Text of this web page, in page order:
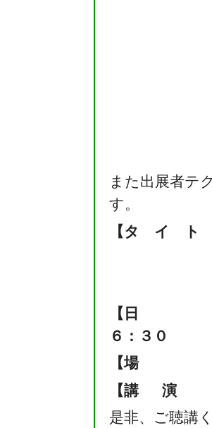
また出展者テ
す。
【タ イ ト
【日 時】
６：３０
【場 所】
【講 演 者
是非、ご聴講